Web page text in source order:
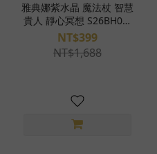
雅典娜紫水晶 魔法杖 智慧
貴人 靜心冥想 S26BH03-
01
NT$399
NT$1,688